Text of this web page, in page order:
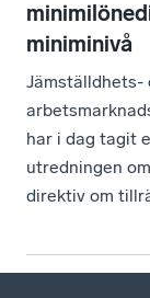
miniminivå
Jämställdhets-
har i dag tagit
utredningen
direktiv om